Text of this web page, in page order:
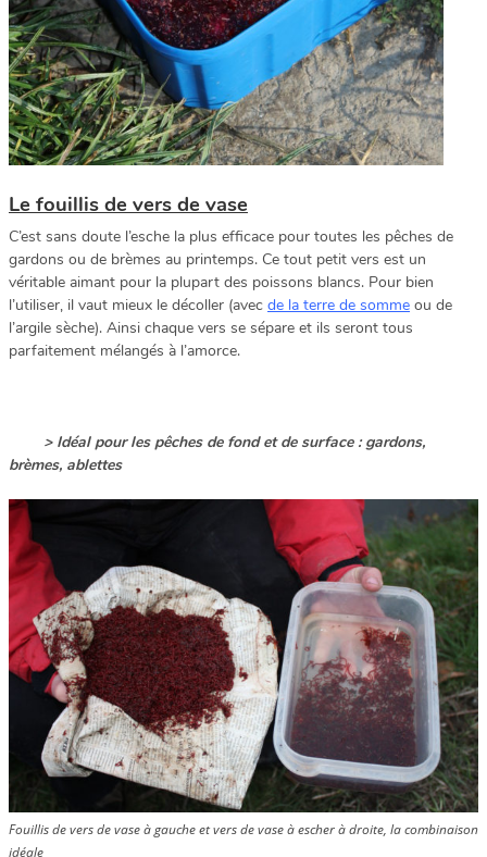
Le fouillis de vers de vase
C’est sans doute l’esche la plus efficace pour toutes les pêches de
gardons ou de brèmes au printemps. Ce tout petit vers est un
véritable aimant pour la plupart des poissons blancs. Pour bien
l’utiliser, il vaut mieux le décoller (avec de la terre de somme ou de
l’argile sèche). Ainsi chaque vers se sépare et ils seront tous
parfaitement mélangés à l’amorce.
> Idéal pour les pêches de fond et de surface : gardons,
brèmes, ablettes
Fouillis de vers de vase à gauche et vers de vase à escher à droite, la combinaison
idéale